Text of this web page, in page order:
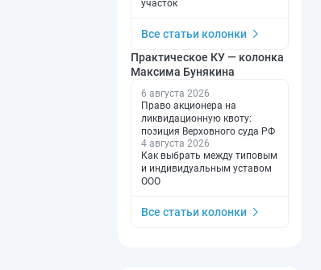
участок
Все статьи колонки
Практическое КУ — колонка
Максима Бунякина
6 августа 2026
Право акционера на
ликвидационную квоту:
позиция Верховного суда РФ
4 августа 2026
Как выбрать между типовым
и индивидуальным уставом
ООО
Все статьи колонки